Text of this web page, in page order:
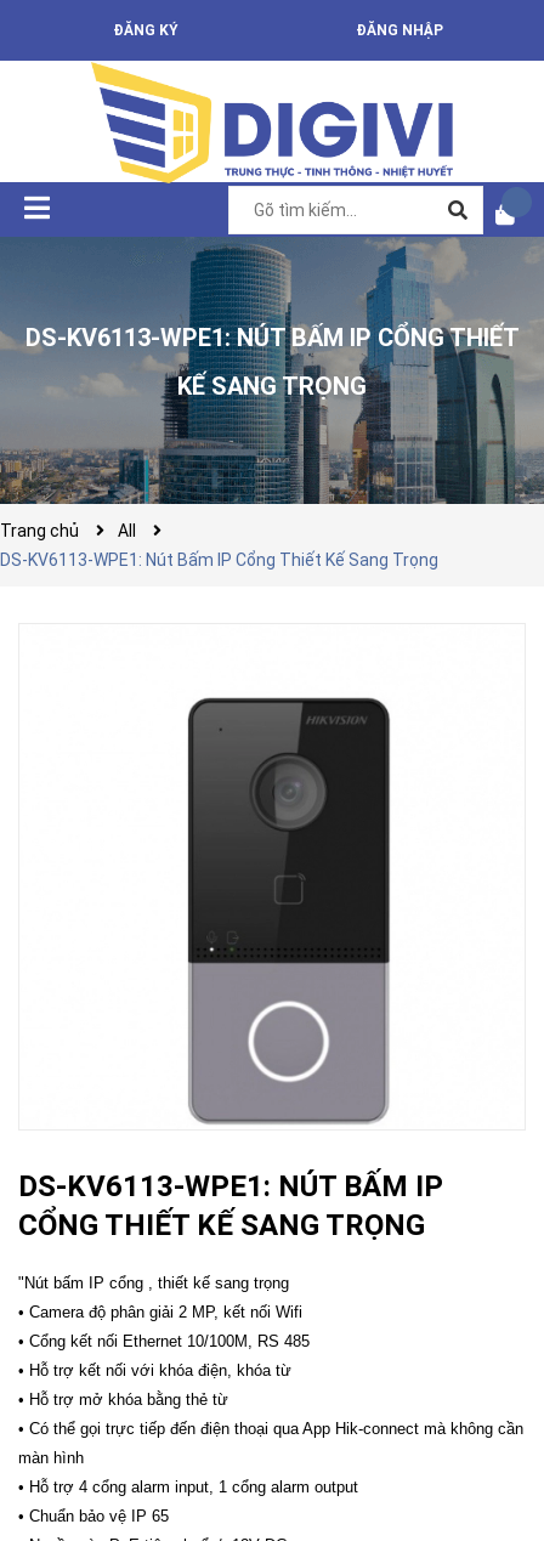
ĐĂNG KÝ ĐĂNG NHẬP
DS-KV6113-WPE1: NÚT BẤM IP CỔNG THIẾT
KẾ SANG TRỌNG
Trang chủ
All
DS-KV6113-WPE1: Nút Bấm IP Cổng Thiết Kế Sang Trọng
DS-KV6113-WPE1: NÚT BẤM IP
CỔNG THIẾT KẾ SANG TRỌNG
"Nút bấm IP cổng , thiết kế sang trọng
• Camera độ phân giải 2 MP, kết nối Wifi
• Cổng kết nối Ethernet 10/100M, RS 485
• Hỗ trợ kết nối với khóa điện, khóa từ
• Hỗ trợ mở khóa bằng thẻ từ
• Có thể gọi trực tiếp đến điện thoại qua App Hik-connect mà không cần
màn hình
• Hỗ trợ 4 cổng alarm input, 1 cổng alarm output
• Chuẩn bảo vệ IP 65